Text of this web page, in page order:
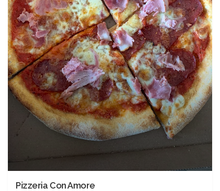
Pizzeria Con Amore